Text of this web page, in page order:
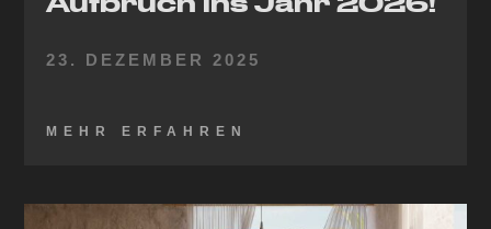
23. DEZEMBER 2025
MEHR ERFAHREN